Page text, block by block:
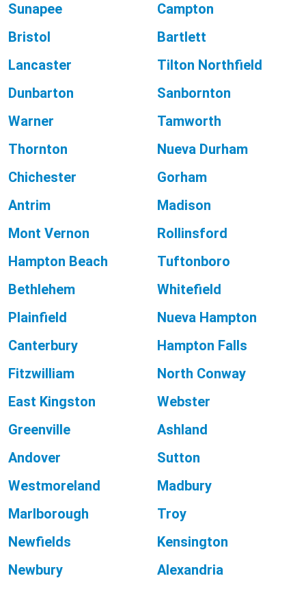
Sunapee
Campton
Bristol
Bartlett
Lancaster
Tilton Northfield
Dunbarton
Sanbornton
Warner
Tamworth
Thornton
Nueva Durham
Chichester
Gorham
Antrim
Madison
Mont Vernon
Rollinsford
Hampton Beach
Tuftonboro
Bethlehem
Whitefield
Plainfield
Nueva Hampton
Canterbury
Hampton Falls
Fitzwilliam
North Conway
East Kingston
Webster
Greenville
Ashland
Andover
Sutton
Westmoreland
Madbury
Marlborough
Troy
Newfields
Kensington
Newbury
Alexandria